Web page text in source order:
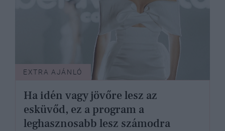
EXTRA AJÁNLÓ
Ha idén vagy jövőre lesz az
esküvőd, ez a program a
leghasznosabb lesz számodra